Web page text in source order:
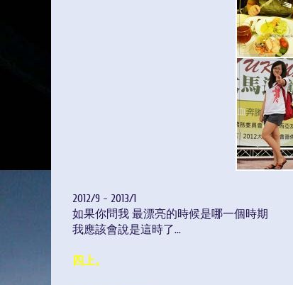
2012/9 - 2013/1
如果你問我 最漂亮的時候是哪一個時期
我應該會說是這時了...
四上。